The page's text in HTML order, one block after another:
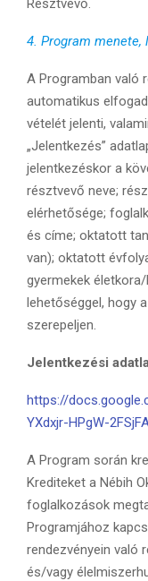
4. Program menete,
A Programban való
automatikus
vételét jelenti,
„Jelentkezés”
jelentkezéskor a
résztvevő neve;
elérhetősége;
és címe; oktatott
van); oktatott
gyermekek
lehetőséggel, hogy
szerepeljen.
Jelentkezési
https://
YXdxjr-HPgW-
A Program során
Krediteket a Nébih
foglalkozások
Programjához
rendezvényein való
és/vagy